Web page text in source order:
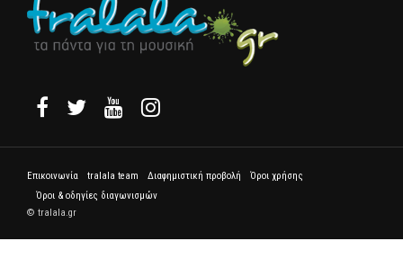
Επικοινωνία tralala team Διαφημιστική προβολή
Όροι χρήσης
Όροι & οδηγίες διαγωνισμών
© tralala.gr